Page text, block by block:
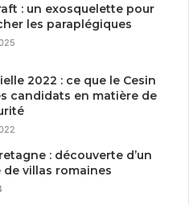
: un exosquelette pour
les paraplégiques
2022 : ce que le Cesin
candidats en matière de
: découverte d’un
de villas romaines